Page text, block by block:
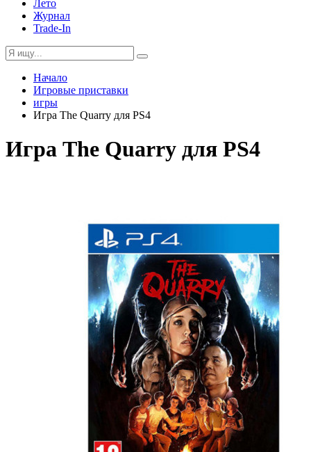
Лето
Журнал
Trade-In
Начало
Игровые приставки
игры
Игра The Quarry для PS4
Игра The Quarry для PS4